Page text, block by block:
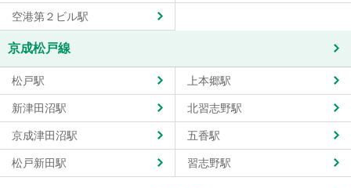
空港第２ビル駅
京成松戸線
松戸駅 上本郷駅
新津田沼駅 北習志野駅
京成津田沼駅 五香駅
松戸新田駅 習志野駅